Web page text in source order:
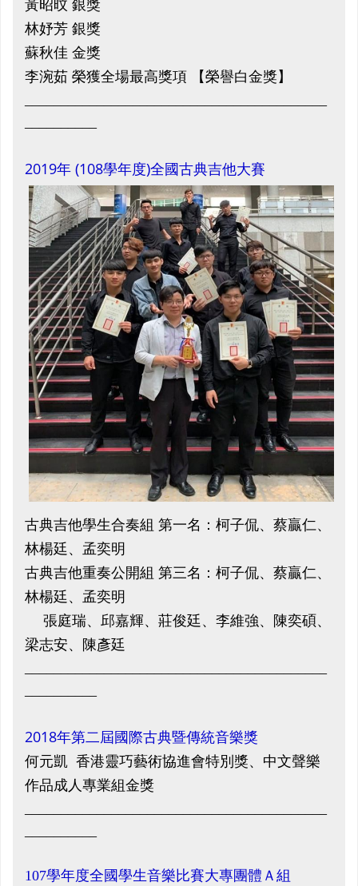
林妤芳 銀獎
蘇秋佳 金獎
李涴茹 榮獲全場最高獎項 【榮譽白金獎】
2019年 (108學年度)全國古典吉他大賽
古典吉他學生合奏組 第一名：柯子侃、蔡贏仁、
林楊廷、孟奕明
古典吉他重奏公開組 第三名：柯子侃、蔡贏仁、
林楊廷、孟奕明
張庭瑞、邱嘉輝、莊俊廷、李維強、陳奕碩、
梁志安、陳彥廷
2018年第二屆國際古典暨傳統音樂獎
何元凱 香港靈巧藝術協進會特別獎、中文聲樂
作品成人專業組金獎
107學年度全國學生音樂比賽大專團體Ａ組